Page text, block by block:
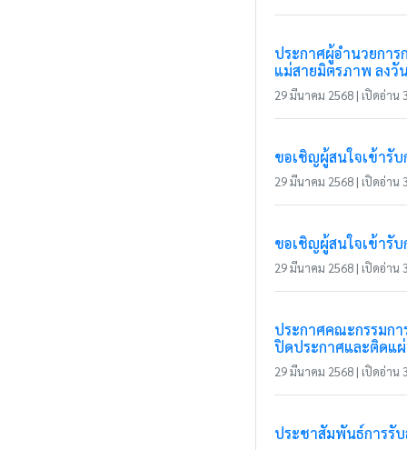
ประกาศผู้อำนวยการ
แม่สายมิตรภาพ ลงวั
29 มีนาคม 2568 | เปิดอ่าน
ขอเชิญผู้สนใจเข้ารั
29 มีนาคม 2568 | เปิดอ่าน
ขอเชิญผู้สนใจเข้ารั
29 มีนาคม 2568 | เปิดอ่าน
ประกาศคณะกรรมก
ปิดประกาศและติดแ
29 มีนาคม 2568 | เปิดอ่าน
ประชาสัมพันธ์การรั